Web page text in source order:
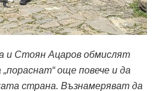
и Стоян Ацаров обмислят
още повече и да
страна. Възнамеряват да